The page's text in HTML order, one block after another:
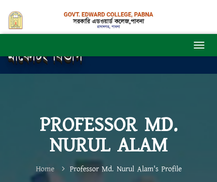
মার্কেটিং বিভাগ
PROFESSOR MD.
NURUL ALAM
Home Professor Md. Nurul Alam's Profile